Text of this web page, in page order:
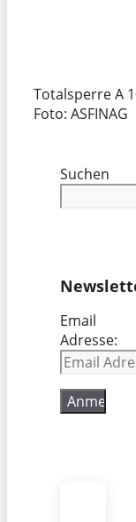
Totalsperre A
Foto: ASFINAG
Suchen
Email
Adresse: